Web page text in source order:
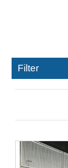
Filter